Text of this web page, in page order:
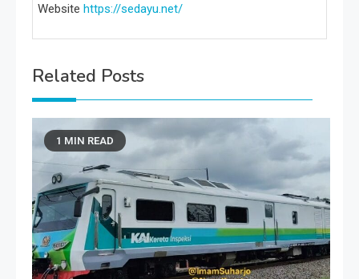
Website https://sedayu.net/
Related Posts
1 MIN READ